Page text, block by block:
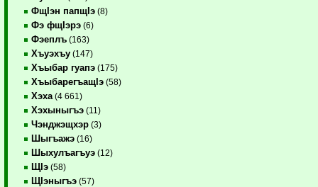
ФщIэн папщIэ (8)
Фэ фщIэрэ (6)
Фэеплъ (163)
Хъуэхъу (147)
Хъыбар гуапэ (175)
ХъыбарегъащIэ (58)
Хэха (4 661)
Хэхыныгъэ (11)
Чэнджэщхэр (3)
Шыгъажэ (16)
Шыхулъагъуэ (12)
ЩIэ (58)
ЩIэныгъэ (57)